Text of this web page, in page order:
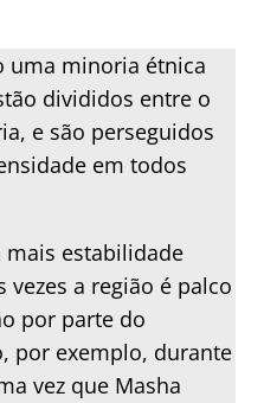
uma minoria étnica
divididos entre o
e são perseguidos
em todos
mais estabilidade
a região é palco
por parte do
por exemplo, durante
vez que Masha